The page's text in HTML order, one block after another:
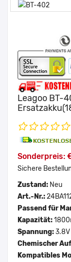
Leagoo BT-
Sonderpreis:
Sichere
Zustand: Neu
Art.-Nr.:
Passend für
Kapazität:
Spannung:3.8V
Chemischer
Kompatibles